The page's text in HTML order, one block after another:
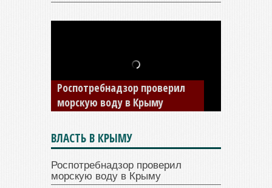
Роспотребнадзор проверил
морскую воду в Крыму
В Крыму у жителя Саки
изъяли автомобиль —
накопил долги по штрафам
ГИБДД
ВЛАСТЬ В КРЫМУ
Роспотребнадзор проверил
морскую воду в Крыму